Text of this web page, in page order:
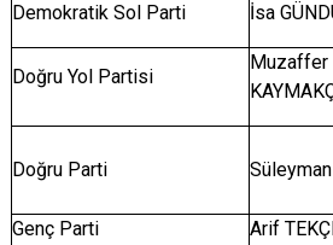
Demokratik Sol Parti İsa
Doğru Yol Partisi
Muzaffer
Doğru Parti
Genç Parti Arif